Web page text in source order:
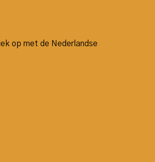
op met de Nederlandse